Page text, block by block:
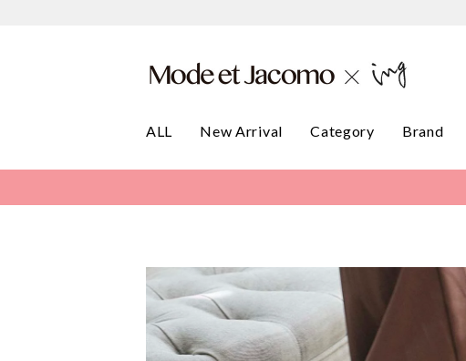
ALL New Arrival Category Brand